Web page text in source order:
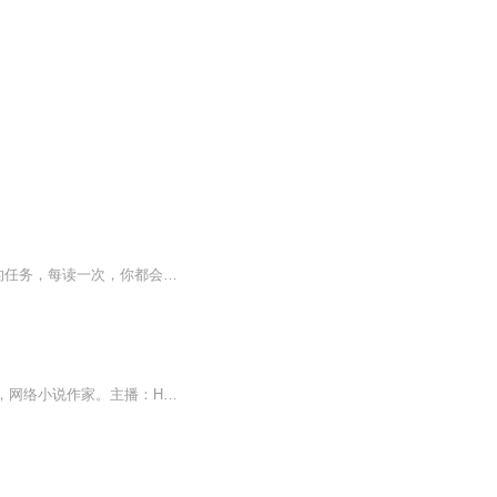
“现代瑜伽之父”克瑞斯那玛查亚其子德斯卡查尔传承经典之作。阅读《瑜伽之心》是一辈子的任务，每读一次，你都会获得一次新的体悟。这是第一本将一套活生生的呼吸艺术的步骤及系统阐述清楚的瑜伽实践书籍，完整传承了古老瑜伽的精髓与《瑜伽经》的经典要义。
【内容简介】“我睁开眼睛的一瞬间，整个世界都变了！”【作者/主播简介】作者：七分惆怅，网络小说作家。主播：Hi_戒烟【购买须知】1、本作品为付费有声书，前146集为免费试听，购买成功后，即可收听，可下载重复收听。2、版权归原作者所有，严禁翻录成任...